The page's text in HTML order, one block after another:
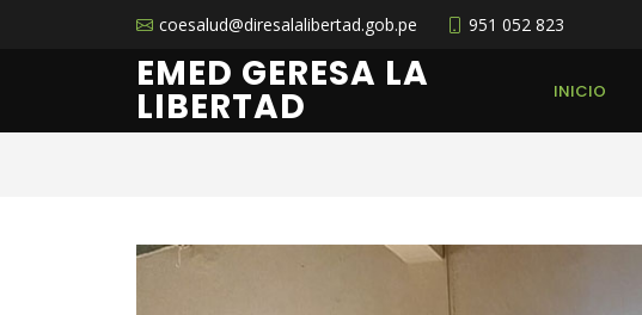
coesalud@diresalalibertad.gob.pe 951 052 823
EMED GERESA LA
LIBERTAD INICIO